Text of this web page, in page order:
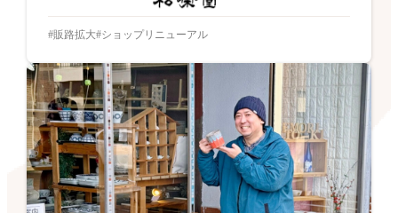
販路拡大 ショップリニューアル